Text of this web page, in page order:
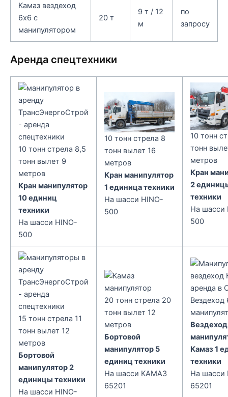
Камаз вездеход
6х6 с
манипулятором
20 т
9 т / 12
м
по
запросу
Аренда спецтехники
10 тонн стрела 8,5
тонн вылет 9
метров
Кран манипулятор
10 единиц
техники
На шасси HINO-
500
10 тонн стрела 8
тонн вылет 16
метров
Кран манипулятор
1 единица техники
На шасси HINO-
500
10 тонн
тонн
метров
Кран
2
техники
На шасси
500
15 тонн стрела 11
тонн вылет 12
метров
Бортовой
манипулятор 2
единицы техники
На шасси HINO-
20 тонн стрела 20
тонн вылет 12
метров
Бортовой
манипулятор 5
единиц техники
На шасси КАМАЗ
65201
Вездеход
Камаз 1
техники
На
65201